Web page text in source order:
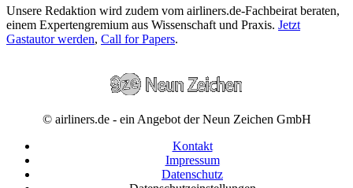
Unsere Redaktion wird zudem vom airliners.de-Fachbeirat beraten,
einem Expertengremium aus Wissenschaft und Praxis. Jetzt
Gastautor werden, Call for Papers.
© airliners.de - ein Angebot der Neun Zeichen GmbH
Kontakt
Impressum
Datenschutz